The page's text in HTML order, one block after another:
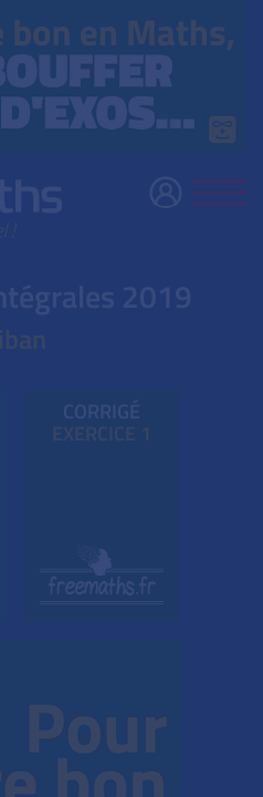
CORRIGÉ
EXERCICE 1